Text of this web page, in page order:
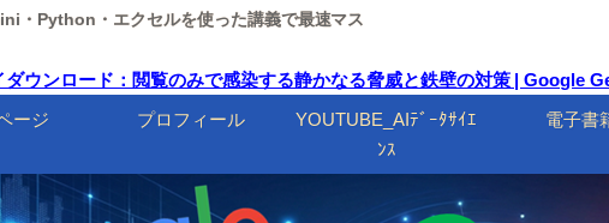
・Python・エクセルを使った講義で最速マス
ダウンロード：閲覧のみで感染する静かなる脅威と鉄壁の対策 | Google
ージ
プロフィール
YOUTUBE_AIﾃﾞｰﾀｻｲｴ
ﾝｽ
電子書